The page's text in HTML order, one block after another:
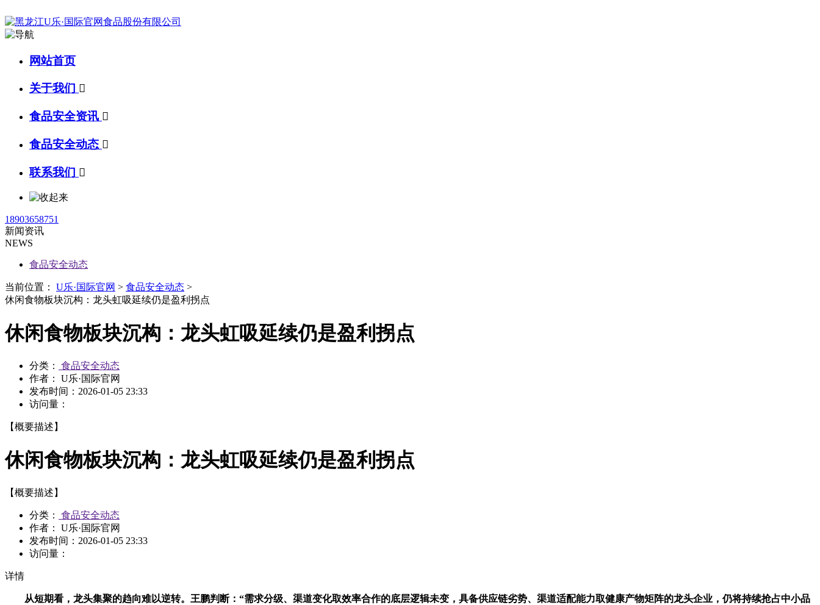
网站首页
关于我们 
食品安全资讯 
食品安全动态 
联系我们 
18903658751
新闻资讯
NEWS
食品安全动态
当前位置： U乐·国际官网 > 食品安全动态 >
休闲食物板块沉构：龙头虹吸延续仍是盈利拐点
休闲食物板块沉构：龙头虹吸延续仍是盈利拐点
分类：
食品安全动态
作者： U乐·国际官网
发布时间： 2026-01-05 23:33
访问量：
【概要描述】
休闲食物板块沉构：龙头虹吸延续仍是盈利拐点
【概要描述】
分类：
食品安全动态
作者： U乐·国际官网
发布时间： 2026-01-05 23:33
访问量：
详情
从短期看，龙头集聚的趋向难以逆转。王鹏判断：“需求分级、渠道变化取效率合作的底层逻辑未变，具备供应链劣势、渠道适配能力取健康产物矩阵的龙头企业，仍将持续抢占中小品